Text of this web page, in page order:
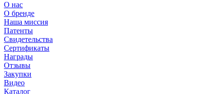
О нас
О бренде
Наша миссия
Патенты
Свидетельства
Сертификаты
Награды
Отзывы
Закупки
Видео
Каталог